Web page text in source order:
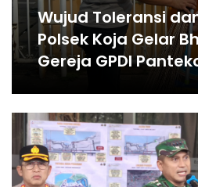
Wujud Toleransi
Polsek Koja Gelar
Gereja GPDI